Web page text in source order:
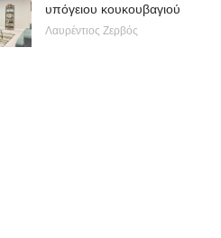
υπόγειου κουκουβαγιού
Λαυρέντιος Ζερβός